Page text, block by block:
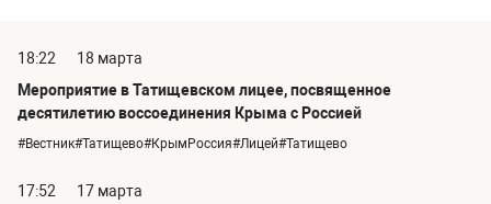
18:22
18 марта
Мероприятие в Татищевском лицее, посвященное
десятилетию воссоединения Крыма с Россией
#Вестник#Татищево#КрымРоссия#Лицей#Татищево
17:52
17 марта